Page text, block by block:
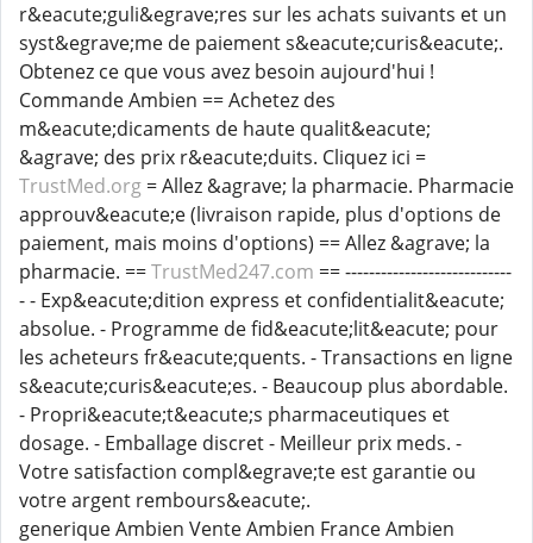
r&eacute;guli&egrave;res sur les achats suivants et un
syst&egrave;me de paiement s&eacute;curis&eacute;.
Obtenez ce que vous avez besoin aujourd'hui !
Commande Ambien == Achetez des
m&eacute;dicaments de haute qualit&eacute;
&agrave; des prix r&eacute;duits. Cliquez ici =
TrustMed.org = Allez &agrave; la pharmacie. Pharmacie
approuv&eacute;e (livraison rapide, plus d'options de
paiement, mais moins d'options) == Allez &agrave; la
pharmacie. ==TrustMed247.com == ----------------------------
- - Exp&eacute;dition express et confidentialit&eacute;
absolue. - Programme de fid&eacute;lit&eacute; pour
les acheteurs fr&eacute;quents. - Transactions en ligne
s&eacute;curis&eacute;es. - Beaucoup plus abordable.
- Propri&eacute;t&eacute;s pharmaceutiques et
dosage. - Emballage discret - Meilleur prix meds. -
Votre satisfaction compl&egrave;te est garantie ou
votre argent rembours&eacute;.
generique Ambien Vente Ambien France Ambien